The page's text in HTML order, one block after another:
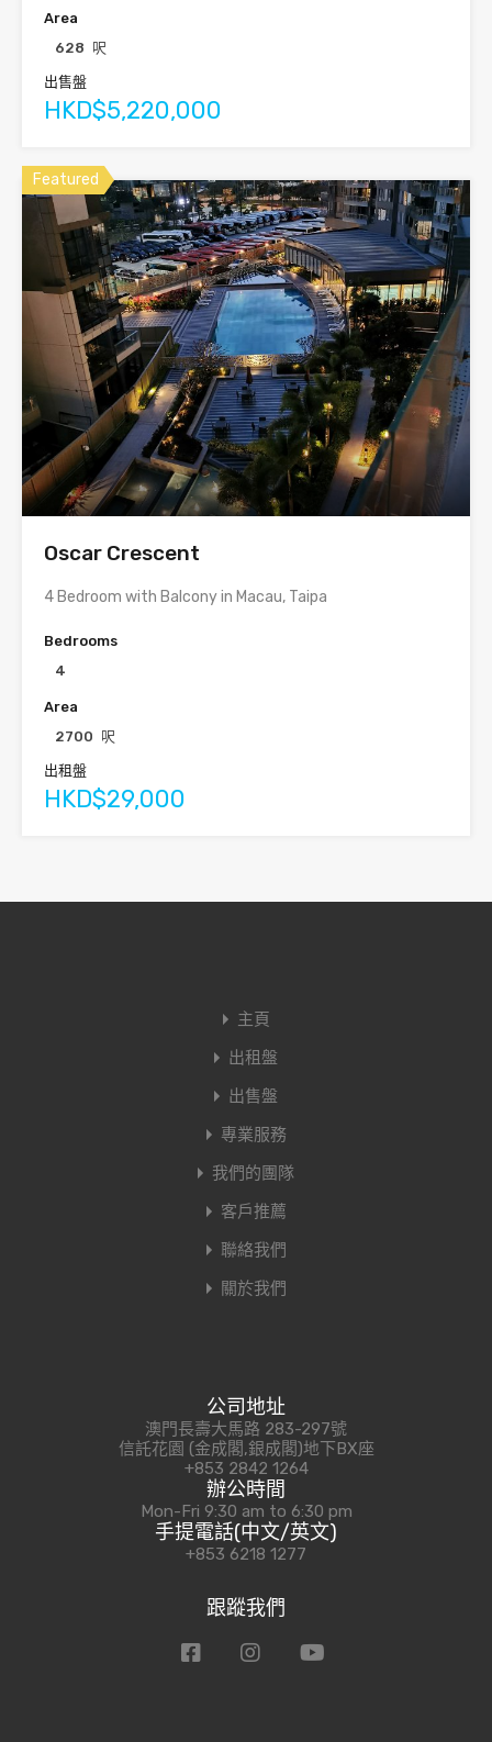
Area
628
呎
出售盤
HKD$5,220,000
Featured
Oscar Crescent
4 Bedroom with Balcony in Macau, Taipa
Bedrooms
4
Area
2700
呎
出租盤
HKD$29,000
主頁
出租盤
出售盤
專業服務
我們的團隊
客戶推薦
聯絡我們
關於我們
公司地址
澳門長壽大馬路 283-297號
信託花園 (金成閣,銀成閣)地下BX座
+853 2842 1264
辦公時間
Mon-Fri 9:30 am to 6:30 pm
手提電話(中文/英文)
+853 6218 1277
跟蹤我們